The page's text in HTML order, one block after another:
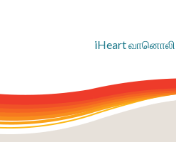
iHeart வானொலி